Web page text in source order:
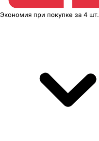
Экономия при покупке за 4 шт.